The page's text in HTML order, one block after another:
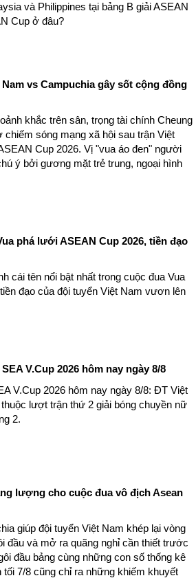
và Philippines tại bảng B giải ASEAN
Cup ở đâu?
vs Campuchia gây sốt cộng đồng
khắc trên sân, trọng tài chính Cheung
chiếm sóng mạng xã hội sau trận Việt
Cup 2026. Vị "vua áo đen" người
ý bởi gương mặt trẻ trung, ngoại hình
phá lưới ASEAN Cup 2026, tiền đạo
cái tên nổi bật nhất trong cuộc đua Vua
đạo của đội tuyển Việt Nam vươn lên
V.Cup 2026 hôm nay ngày 8/8
V.Cup 2026 hôm nay ngày 8/8: ĐT Việt
lượt trận thứ 2 giải bóng chuyền nữ
2.
lượng cho cuộc đua vô địch Asean
giúp đội tuyển Việt Nam khép lại vòng
đầu và mở ra quãng nghỉ cần thiết trước
đầu bảng cùng những con số thống kê
7/8 cũng chỉ ra những khiếm khuyết